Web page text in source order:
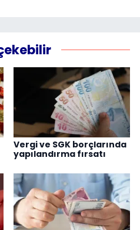
Vergi ve SGK borçlarında
yapılandırma fırsatı